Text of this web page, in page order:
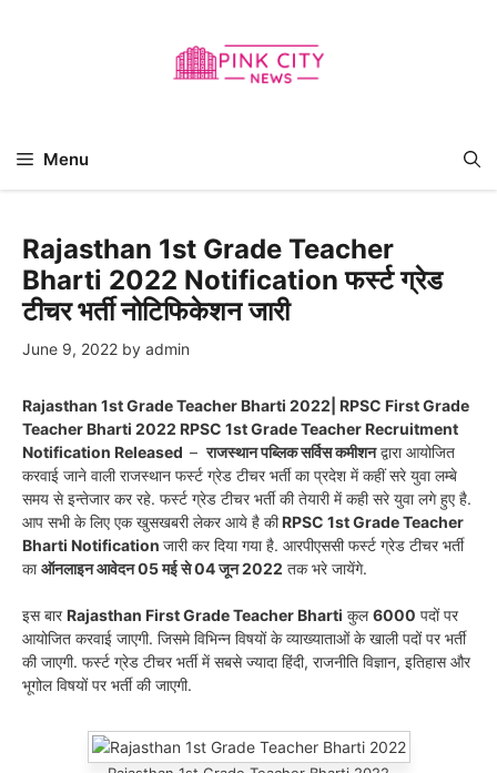
Menu
Rajasthan 1st Grade Teacher
Bharti 2022 Notification फर्स्ट ग्रेड
टीचर भर्ती नोटिफिकेशन जारी
June 9, 2022 by admin
Rajasthan 1st Grade Teacher Bharti 2022| RPSC First Grade
Teacher Bharti 2022 RPSC 1st Grade Teacher Recruitment
Notification Released –राजस्थान पब्लिक सर्विस कमीशनद्वारा आयोजित
करवाई जाने वाली राजस्थान फर्स्ट ग्रेड टीचर भर्ती का प्रदेश में कहीं सरे युवा लम्बे
समय से इन्तेजार कर रहे. फर्स्ट ग्रेड टीचर भर्ती की तेयारी में कही सरे युवा लगे हुए है.
आप सभी के लिए एक खुसखबरी लेकर आये है कीRPSC 1st Grade Teacher
Bharti Notification जारी कर दिया गया है. आरपीएससी फर्स्ट ग्रेड टीचर भर्ती
काऑनलाइन आवेदन 05 मई से 04 जून 2022 तक भरे जायेंगे.
इस बारRajasthan First Grade Teacher Bharti कुल6000 पदों पर
आयोजित करवाई जाएगी. जिसमे विभिन्न विषयों के व्याख्याताओं के खाली पदों पर भर्ती
की जाएगी. फर्स्ट ग्रेड टीचर भर्ती में सबसे ज्यादा हिंदी, राजनीति विज्ञान, इतिहास और
भूगोल विषयों पर भर्ती की जाएगी.